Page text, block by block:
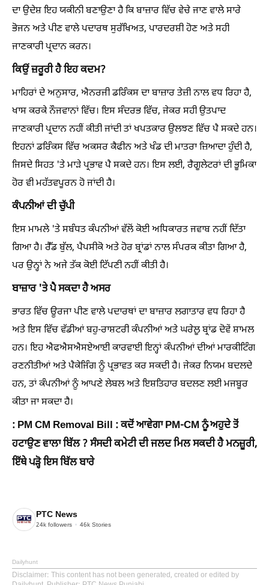
ਦਾ ਉਦੇਸ਼ ਇਹ ਯਕੀਨੀ ਬਣਾਉਣਾ ਹੈ ਕਿ ਬਾਜ਼ਾਰ ਵਿੱਚ ਵੇਚੇ ਜਾਣ ਵਾਲੇ ਸਾਰੇ
ਭੋਜਨ ਅਤੇ ਪੀਣ ਵਾਲੇ ਪਦਾਰਥ ਸੁਰੱਖਿਅਤ, ਪਾਰਦਰਸ਼ੀ ਹੋਣ ਅਤੇ ਸਹੀ
ਜਾਣਕਾਰੀ ਪ੍ਰਦਾਨ ਕਰਨ।
ਕਿਉਂ ਜ਼ਰੂਰੀ ਹੈ ਇਹ ਕਦਮ?
ਮਾਹਿਰਾਂ ਦੇ ਅਨੁਸਾਰ, ਐਨਰਜੀ ਡਰਿੰਕਸ ਦਾ ਬਾਜ਼ਾਰ ਤੇਜ਼ੀ ਨਾਲ ਵਧ ਰਿਹਾ ਹੈ,
ਖਾਸ ਕਰਕੇ ਨੌਜਵਾਨਾਂ ਵਿੱਚ। ਇਸ ਸੰਦਰਭ ਵਿੱਚ, ਜੇਕਰ ਸਹੀ ਉਤਪਾਦ
ਜਾਣਕਾਰੀ ਪ੍ਰਦਾਨ ਨਹੀਂ ਕੀਤੀ ਜਾਂਦੀ ਤਾਂ ਖਪਤਕਾਰ ਉਲਝਣ ਵਿੱਚ ਪੈ ਸਕਦੇ ਹਨ।
ਇਹਨਾਂ ਡਰਿੰਕਸ ਵਿੱਚ ਅਕਸਰ ਕੈਫੀਨ ਅਤੇ ਖੰਡ ਦੀ ਮਾਤਰਾ ਜ਼ਿਆਦਾ ਹੁੰਦੀ ਹੈ,
ਜਿਸਦੇ ਸਿਹਤ 'ਤੇ ਮਾੜੇ ਪ੍ਰਭਾਵ ਪੈ ਸਕਦੇ ਹਨ। ਇਸ ਲਈ, ਰੈਗੂਲੇਟਰਾਂ ਦੀ ਭੂਮਿਕਾ
ਹੋਰ ਵੀ ਮਹੱਤਵਪੂਰਨ ਹੋ ਜਾਂਦੀ ਹੈ।
ਕੰਪਨੀਆਂ ਦੀ ਚੁੱਪੀ
ਇਸ ਮਾਮਲੇ 'ਤੇ ਸਬੰਧਤ ਕੰਪਨੀਆਂ ਵੱਲੋਂ ਕੋਈ ਅਧਿਕਾਰਤ ਜਵਾਬ ਨਹੀਂ ਦਿੱਤਾ
ਗਿਆ ਹੈ। ਰੈੱਡ ਬੁੱਲ, ਪੈਪਸੀਕੋ ਅਤੇ ਹੋਰ ਬ੍ਰਾਂਡਾਂ ਨਾਲ ਸੰਪਰਕ ਕੀਤਾ ਗਿਆ ਹੈ,
ਪਰ ਉਨ੍ਹਾਂ ਨੇ ਅਜੇ ਤੱਕ ਕੋਈ ਟਿੱਪਣੀ ਨਹੀਂ ਕੀਤੀ ਹੈ।
ਬਾਜ਼ਾਰ 'ਤੇ ਪੈ ਸਕਦਾ ਹੈ ਅਸਰ
ਭਾਰਤ ਵਿੱਚ ਊਰਜਾ ਪੀਣ ਵਾਲੇ ਪਦਾਰਥਾਂ ਦਾ ਬਾਜ਼ਾਰ ਲਗਾਤਾਰ ਵਧ ਰਿਹਾ ਹੈ
ਅਤੇ ਇਸ ਵਿੱਚ ਵੱਡੀਆਂ ਬਹੁ-ਰਾਸ਼ਟਰੀ ਕੰਪਨੀਆਂ ਅਤੇ ਘਰੇਲੂ ਬ੍ਰਾਂਡ ਦੋਵੇਂ ਸ਼ਾਮਲ
ਹਨ। ਇਹ ਐਫਐਸਐਸਏਆਈ ਕਾਰਵਾਈ ਇਨ੍ਹਾਂ ਕੰਪਨੀਆਂ ਦੀਆਂ ਮਾਰਕੀਟਿੰਗ
ਰਣਨੀਤੀਆਂ ਅਤੇ ਪੈਕੇਜਿੰਗ ਨੂੰ ਪ੍ਰਭਾਵਤ ਕਰ ਸਕਦੀ ਹੈ। ਜੇਕਰ ਨਿਯਮ ਬਦਲਦੇ
ਹਨ, ਤਾਂ ਕੰਪਨੀਆਂ ਨੂੰ ਆਪਣੇ ਲੇਬਲ ਅਤੇ ਇਸ਼ਤਿਹਾਰ ਬਦਲਣ ਲਈ ਮਜਬੂਰ
ਕੀਤਾ ਜਾ ਸਕਦਾ ਹੈ।
: PM CM Removal Bill : ਕਦੋਂ ਆਵੇਗਾ PM-CM ਨੂੰ ਅਹੁਦੇ ਤੋਂ
ਹਟਾਉਣ ਵਾਲਾ ਬਿੱਲ ? ਸੰਸਦੀ ਕਮੇਟੀ ਦੀ ਜਲਦ ਮਿਲ ਸਕਦੀ ਹੈ ਮਨਜ਼ੂਰੀ,
ਇੱਥੇ ਪੜ੍ਹੋ ਇਸ ਬਿੱਲ ਬਾਰੇ
PTC News
24k followers 46k Stories
Dailyhunt
Disclaimer: This content has not been generated, created or edited by